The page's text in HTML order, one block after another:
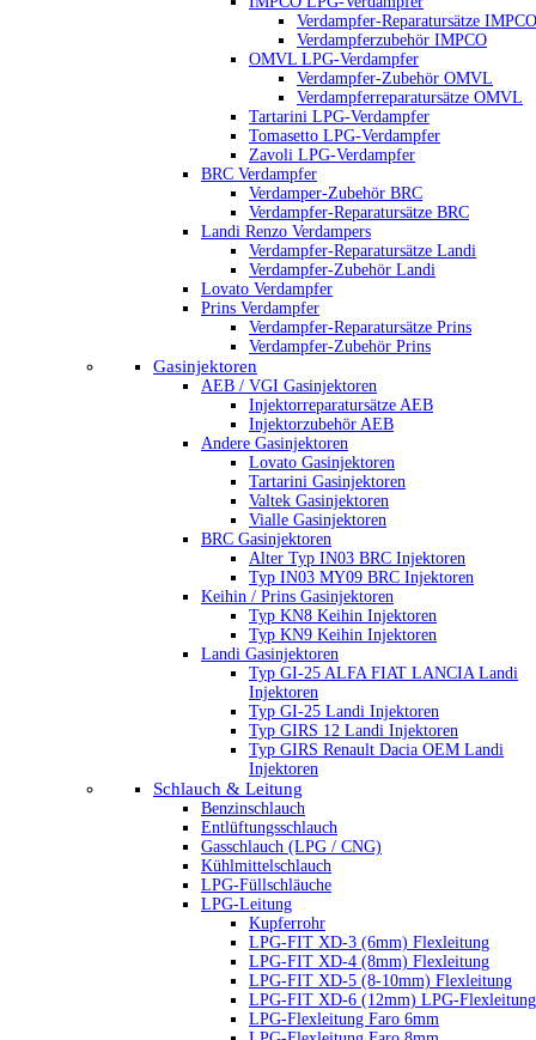
Verdampfer-Reparatursätze IMPCO
Verdampferzubehör IMPCO
OMVL LPG-Verdampfer
Verdampfer-Zubehör OMVL
Verdampferreparatursätze OMVL
Tartarini LPG-Verdampfer
Tomasetto LPG-Verdampfer
Zavoli LPG-Verdampfer
BRC Verdampfer
Verdamper-Zubehör BRC
Verdampfer-Reparatursätze BRC
Landi Renzo Verdampers
Verdampfer-Reparatursätze Landi
Verdampfer-Zubehör Landi
Lovato Verdampfer
Prins Verdampfer
Verdampfer-Reparatursätze Prins
Verdampfer-Zubehör Prins
Gasinjektoren
AEB / VGI Gasinjektoren
Injektorreparatursätze AEB
Injektorzubehör AEB
Andere Gasinjektoren
Lovato Gasinjektoren
Tartarini Gasinjektoren
Valtek Gasinjektoren
Vialle Gasinjektoren
BRC Gasinjektoren
Alter Typ IN03 BRC Injektoren
Typ IN03 MY09 BRC Injektoren
Keihin / Prins Gasinjektoren
Typ KN8 Keihin Injektoren
Typ KN9 Keihin Injektoren
Landi Gasinjektoren
Typ GI-25 ALFA FIAT LANCIA Landi
Injektoren
Typ GI-25 Landi Injektoren
Typ GIRS 12 Landi Injektoren
Typ GIRS Renault Dacia OEM Landi
Injektoren
Schlauch & Leitung
Benzinschlauch
Entlüftungsschlauch
Gasschlauch (LPG / CNG)
Kühlmittelschlauch
LPG-Füllschläuche
LPG-Leitung
Kupferrohr
LPG-FIT XD-3 (6mm) Flexleitung
LPG-FIT XD-4 (8mm) Flexleitung
LPG-FIT XD-5 (8-10mm) Flexleitung
LPG-FIT XD-6 (12mm) LPG-Flexleitung
LPG-Flexleitung Faro 6mm